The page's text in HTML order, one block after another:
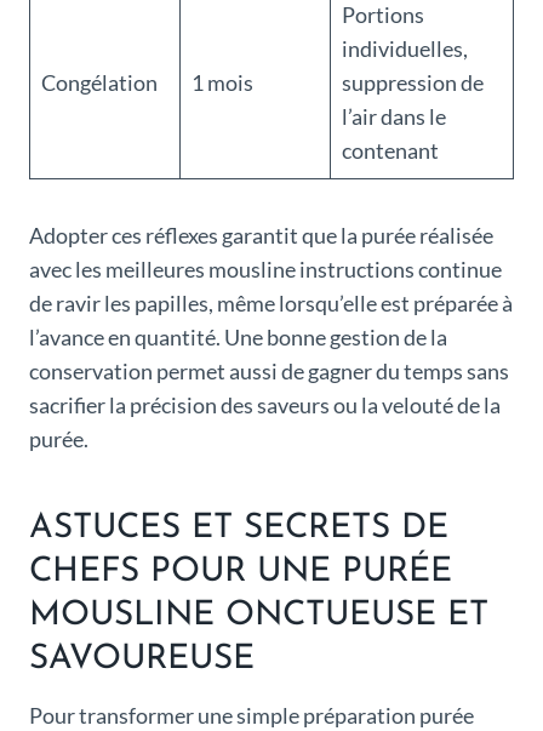
Congélation 1 mois
Portions
individuelles,
suppression de
l’air dans le
contenant
Adopter ces réflexes garantit que la purée réalisée
avec les meilleures mousline instructions continue
de ravir les papilles, même lorsqu’elle est préparée à
l’avance en quantité. Une bonne gestion de la
conservation permet aussi de gagner du temps sans
sacrifier la précision des saveurs ou la velouté de la
purée.
ASTUCES ET SECRETS DE
CHEFS POUR UNE PURÉE
MOUSLINE ONCTUEUSE ET
SAVOUREUSE
Pour transformer une simple préparation purée